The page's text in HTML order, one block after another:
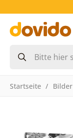
Startseite Bilder